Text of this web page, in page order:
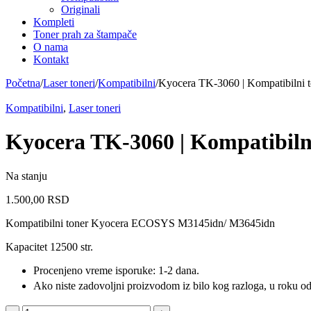
Originali
Kompleti
Toner prah za štampače
O nama
Kontakt
Početna/Laser toneri/Kompatibilni/Kyocera TK-3060 | Kompatibilni
Kompatibilni, Laser toneri
Kyocera TK-3060 |
Na stanju
1.500,00 RSD
Kompatibilni toner Kyocera ECOSYS M3145idn/ M3645idn
Kapacitet 12500 str.
Procenjeno vreme isporuke: 1-2 dana.
Ako niste zadovoljni proizvodom iz bilo kog razloga, u roku